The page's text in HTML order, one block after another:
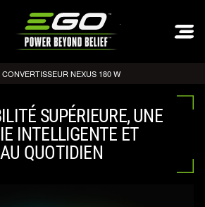
CONVERTISSEUR NEXUS 180 W
SUPÉRIEURE, UNE
INTELLIGENTE ET
QUOTIDIEN